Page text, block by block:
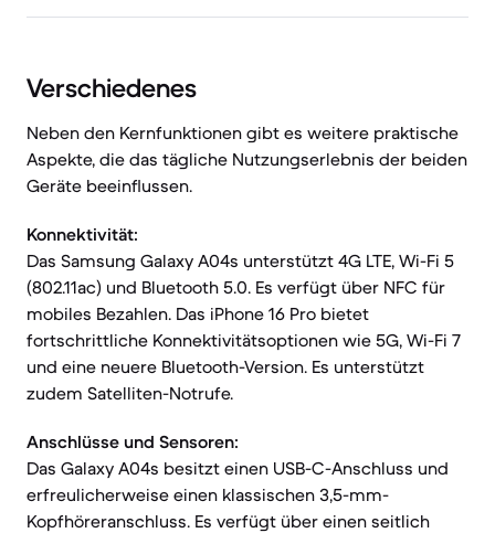
Verschiedenes
Neben den Kernfunktionen gibt es weitere praktische
Aspekte, die das tägliche Nutzungserlebnis der beiden
Geräte beeinflussen.
Konnektivität:
Das Samsung Galaxy A04s unterstützt 4G LTE, Wi-Fi 5
(802.11ac) und Bluetooth 5.0. Es verfügt über NFC für
mobiles Bezahlen. Das iPhone 16 Pro bietet
fortschrittliche Konnektivitätsoptionen wie 5G, Wi-Fi 7
und eine neuere Bluetooth-Version. Es unterstützt
zudem Satelliten-Notrufe.
Anschlüsse und Sensoren:
Das Galaxy A04s besitzt einen USB-C-Anschluss und
erfreulicherweise einen klassischen 3,5-mm-
Kopfhöreranschluss. Es verfügt über einen seitlich